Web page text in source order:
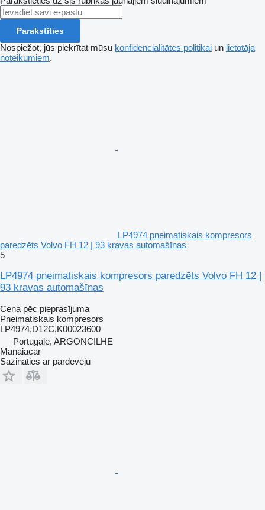
Parakstīties
Nospiežot, jūs piekrītat mūsu konfidencialitātes politikai un lietotāja
noteikumiem.
LP4974 pneimatiskais kompresors
paredzēts Volvo FH 12 | 93 kravas automašīnas
5
LP4974 pneimatiskais kompresors paredzēts Volvo FH 12 |
93 kravas automašīnas
Cena pēc pieprasījuma
Pneimatiskais kompresors
LP4974,D12C,K00023600
Portugāle, ARGONCILHE
Manaiacar
Sazināties ar pārdevēju